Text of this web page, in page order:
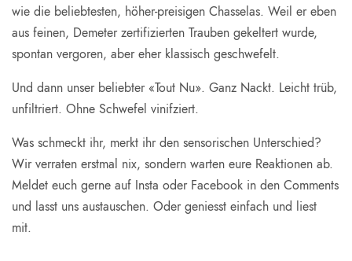
wie die beliebtesten, höher-preisigen Chasselas. Weil er eben
aus feinen, Demeter zertifizierten Trauben gekeltert wurde,
spontan vergoren, aber eher klassisch geschwefelt.
Und dann unser beliebter «Tout Nu». Ganz Nackt. Leicht trüb,
unfiltriert. Ohne Schwefel vinifziert.
Was schmeckt ihr, merkt ihr den sensorischen Unterschied?
Wir verraten erstmal nix, sondern warten eure Reaktionen ab.
Meldet euch gerne auf Insta oder Facebook in den Comments
und lasst uns austauschen. Oder geniesst einfach und liest
mit.